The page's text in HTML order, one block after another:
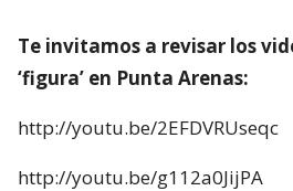
Te invitamos a revisar los
‘figura’ en Punta Arenas:
http://youtu.be/2EFDVRUseqc
http://youtu.be/g112a0JijPA